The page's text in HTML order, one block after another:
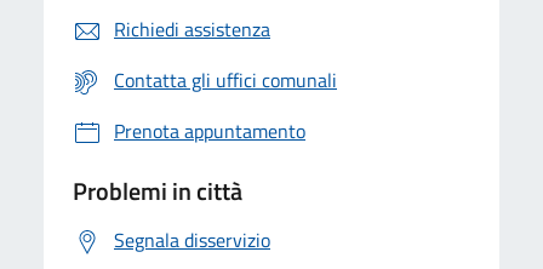
Richiedi assistenza
Contatta gli uffici comunali
Prenota appuntamento
Problemi in città
Segnala disservizio